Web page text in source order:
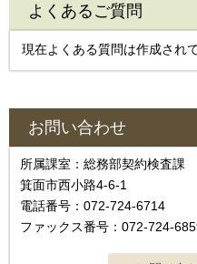
よくあるご質問
現在よくある質問は作成され
お問い合わせ
所属課室：総務部契約検査課
箕面市西小路4‐6‐1
電話番号：072-724-6714
ファックス番号：072-724-